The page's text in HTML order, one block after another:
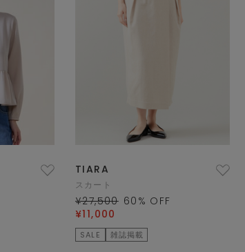
TIARA
スカート
¥27,500 60 % OFF
¥11,000
SALE 雑誌掲載